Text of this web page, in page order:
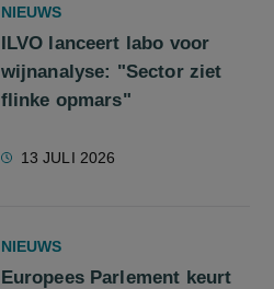
NIEUWS
ILVO lanceert labo voor
wijnanalyse: "Sector ziet
flinke opmars"
13 JULI 2026
NIEUWS
Europees Parlement keurt